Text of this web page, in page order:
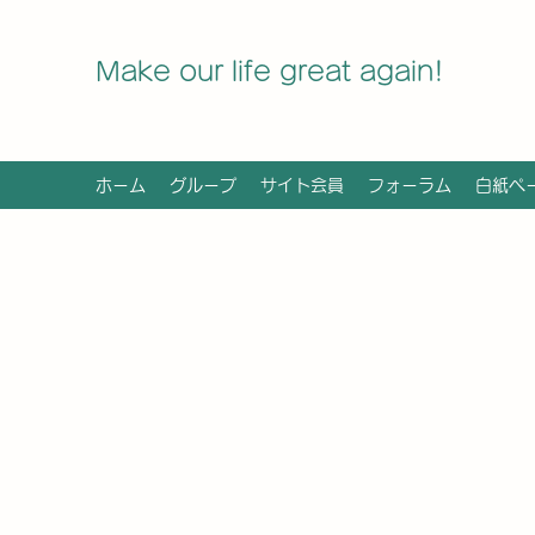
Make our life great again!
ホーム グループ サイト会員 フォーラム 白紙ペ